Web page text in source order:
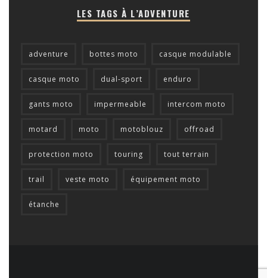
LES TAGS À L’ADVENTURE
adventure bottes moto casque modulable
casque moto dual-sport enduro
gants moto impermeable intercom moto
motard moto motoblouz offroad
protection moto touring tout terrain
trail veste moto équipement moto
étanche